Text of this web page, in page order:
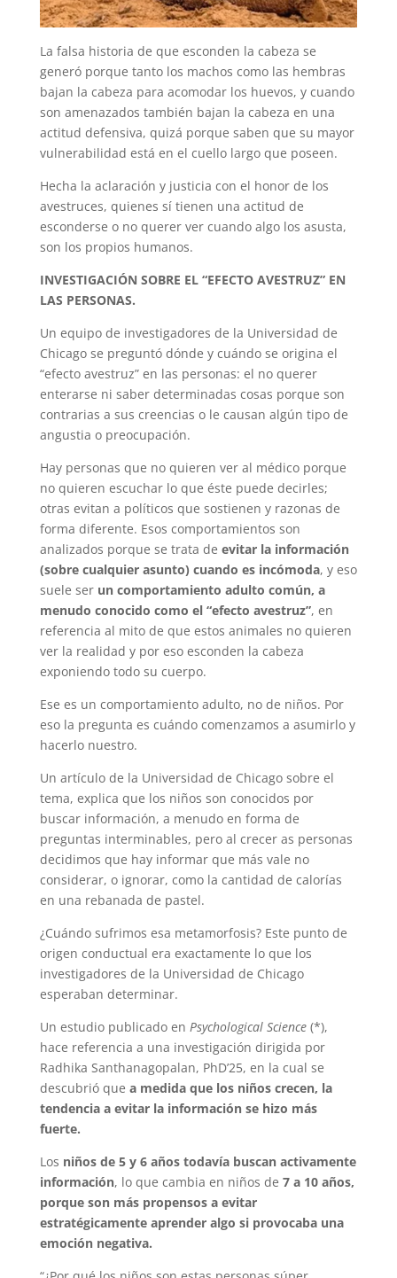
La falsa historia de que esconden la cabeza se
generó porque tanto los machos como las hembras
bajan la cabeza para acomodar los huevos, y cuando
son amenazados también bajan la cabeza en una
actitud defensiva, quizá porque saben que su mayor
vulnerabilidad está en el cuello largo que poseen.
Hecha la aclaración y justicia con el honor de los
avestruces, quienes sí tienen una actitud de
esconderse o no querer ver cuando algo los asusta,
son los propios humanos.
INVESTIGACIÓN SOBRE EL “EFECTO AVESTRUZ” EN
LAS PERSONAS.
Un equipo de investigadores de la Universidad de
Chicago se preguntó dónde y cuándo se origina el
“efecto avestruz” en las personas: el no querer
enterarse ni saber determinadas cosas porque son
contrarias a sus creencias o le causan algún tipo de
angustia o preocupación.
Hay personas que no quieren ver al médico porque
no quieren escuchar lo que éste puede decirles;
otras evitan a políticos que sostienen y razonas de
forma diferente. Esos comportamientos son
analizados porque se trata de evitar la información
(sobre cualquier asunto) cuando es incómoda, y eso
suele ser un comportamiento adulto común, a
menudo conocido como el “efecto avestruz”, en
referencia al mito de que estos animales no quieren
ver la realidad y por eso esconden la cabeza
exponiendo todo su cuerpo.
Ese es un comportamiento adulto, no de niños. Por
eso la pregunta es cuándo comenzamos a asumirlo y
hacerlo nuestro.
Un artículo de la Universidad de Chicago sobre el
tema, explica que los niños son conocidos por
buscar información, a menudo en forma de
preguntas interminables, pero al crecer as personas
decidimos que hay informar que más vale no
considerar, o ignorar, como la cantidad de calorías
en una rebanada de pastel.
¿Cuándo sufrimos esa metamorfosis? Este punto de
origen conductual era exactamente lo que los
investigadores de la Universidad de Chicago
esperaban determinar.
Un estudio publicado en Psychological Science(*),
hace referencia a una investigación dirigida por
Radhika Santhanagopalan, PhD’25, en la cual se
descubrió que a medida que los niños crecen, la
tendencia a evitar la información se hizo más
fuerte.
Los niños de 5 y 6 años todavía buscan activamente
información, lo que cambia en niños de 7 a 10 años,
porque son más propensos a evitar
estratégicamente aprender algo si provocaba una
emoción negativa.